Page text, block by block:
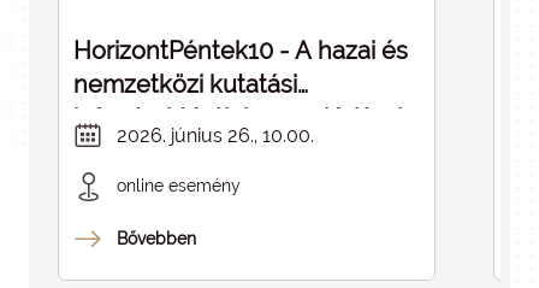
HorizontPéntek10 - A hazai és
nemzetközi kutatási
infrastruktúrák kapcsolódásai -
ELMARAD
2026. június 26., 10.00.
online esemény
Bővebben